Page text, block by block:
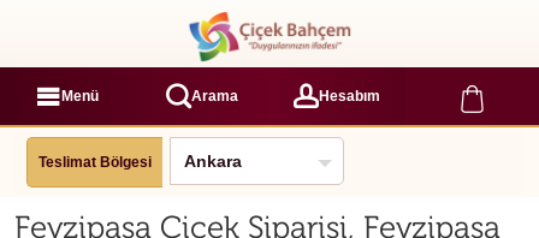
Menü Arama Hesabım
Teslimat Bölgesi
Fevzipaşa Çiçek Siparişi, Fevzipaşa